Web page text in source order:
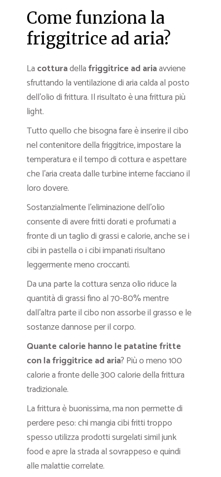
Come funziona la
friggitrice ad aria?
La cotturadellafriggitrice ad ariaavviene
sfruttando la ventilazione di aria calda al posto
dell’olio di frittura. Il risultato è una frittura più
light.
Tutto quello che bisogna fare è inserire il cibo
nel contenitore della friggitrice, impostare la
temperatura e il tempo di cottura e aspettare
che l’aria creata dalle turbine interne facciano il
loro dovere.
Sostanzialmente l’eliminazione dell’olio
consente di avere fritti dorati e profumati a
fronte di un taglio di grassi e calorie, anche se i
cibi in pastella o i cibi impanati risultano
leggermente meno croccanti.
Da una parte la cottura senza olio riduce la
quantità di grassi fino al 70-80% mentre
dall’altra parte il cibo non assorbe il grasso e le
sostanze dannose per il corpo.
Quante calorie hanno le patatine fritte
con la friggitrice ad aria? Più o meno 100
calorie a fronte delle 300 calorie della frittura
tradizionale.
La frittura è buonissima, ma non permette di
perdere peso: chi mangia cibi fritti troppo
spesso utilizza prodotti surgelati simil junk
food e apre la strada al sovrappeso e quindi
alle malattie correlate.